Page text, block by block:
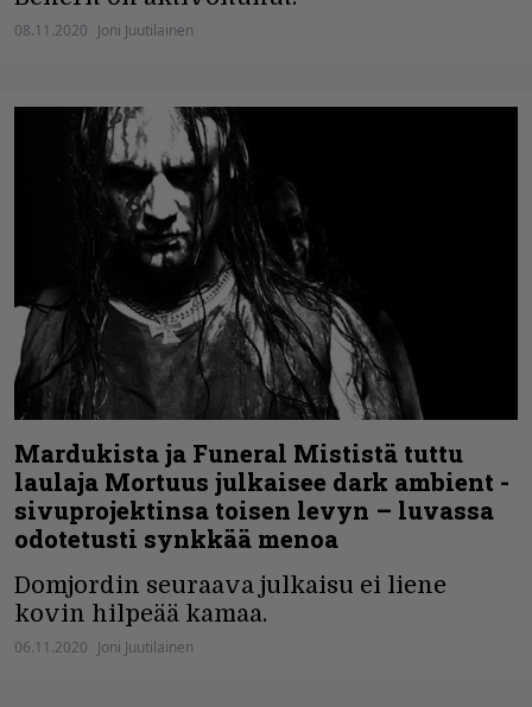
08.11.2020 Joni Juutilainen
Mardukista ja Funeral Mististä tuttu
laulaja Mortuus julkaisee dark ambient -
sivuprojektinsa toisen levyn – luvassa
odotetusti synkkää menoa
Domjordin seuraava julkaisu ei liene
kovin hilpeää kamaa.
06.11.2020 Joni Juutilainen